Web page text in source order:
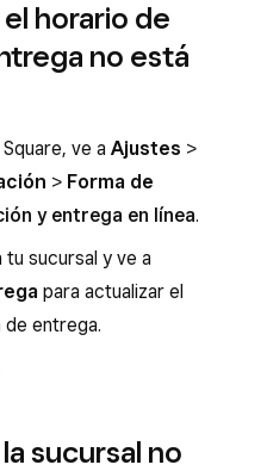
el horario de
no está
ve a Ajustes >
> Forma de
y entrega en línea.
tu sucursal y ve a
para actualizar el
entrega.
la sucursal no